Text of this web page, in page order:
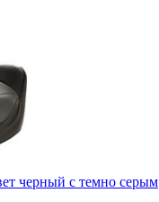
черный с темно серым